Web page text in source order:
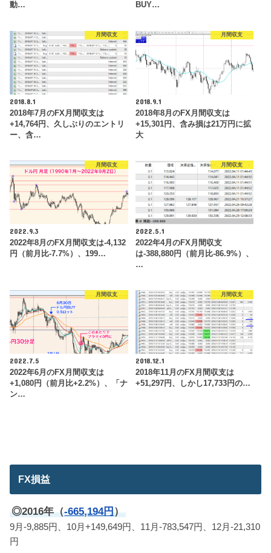
動…
BUY…
月間収支
2018.8.1
2018年7月のFX月間収支は
+14,764円、久しぶりのエントリ
ー、含…
月間収支
2018.9.1
2018年8月のFX月間収支は
+15,301円、含み損は21万円に拡
大
月間収支
2022.9.3
2022年8月のFX月間収支は-4,132
円（前月比-7.7%）、199…
月間収支
2022.5.1
2022年4月のFX月間収支
は-388,880円（前月比-86.9%）、
…
月間収支
2022.7.5
2022年6月のFX月間収支は
+1,080円（前月比+2.2%）、「ナ
ン…
月間収支
2018.12.1
2018年11月のFX月間収支は
+51,297円、しかし17,733円の…
FX損益
◎2016年（-665,194円）
9月-9,885円、10月+149,649円、11月-783,547円、12月-21,310
円